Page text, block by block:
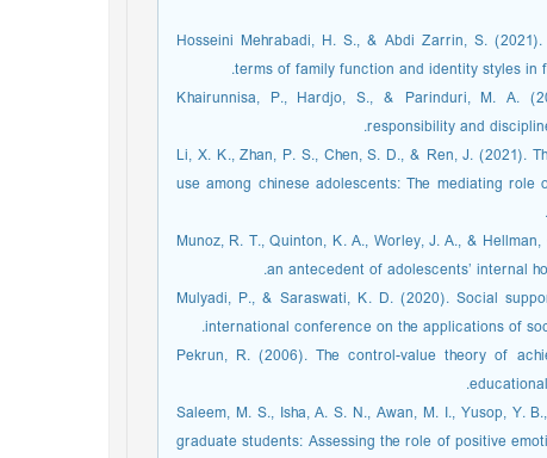
Hosseini Mehrabadi, H. S., & Abdi Zarrin, S.
terms of family function and identity styles in
Khairunnisa, P., Hardjo, S., & Parinduri, M. A.
responsibility and
Li, X. K., Zhan, P. S., Chen, S. D., & Ren, J. (2021).
use among chinese adolescents: The mediating
Munoz, R. T., Quinton, K. A., Worley, J. A., &
an antecedent of adolescents’ internal
Mulyadi, P., & Saraswati, K. D. (2020). Social
international conference on the applications of
Pekrun, R. (2006). The control-value theory of
Saleem, M. S., Isha, A. S. N., Awan, M. I., Yusop, Y.
graduate students: Assessing the role of positive